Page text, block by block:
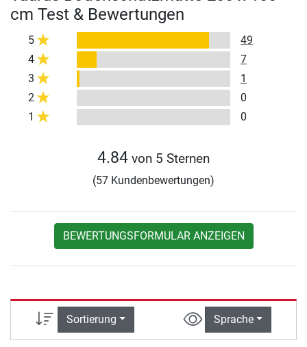
cm Test & Bewertungen
5
49
4
7
3
1
2
0
1
0
4.84 von 5 Sternen
(57 Kundenbewertungen)
BEWERTUNGSFORMULAR ANZEIGEN
Sortierung Sprache